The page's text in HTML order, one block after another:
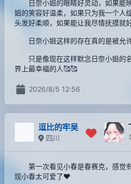
日奈小姐的眼睛好灵动，如果能
姐的笑容好温柔，如果只为我一个人
头发好柔顺，如果能让我尽情抚摸就好
日奈小姐这样的存在真的是被允
只是像现在这样默念日奈小姐的
界上最幸福的人🥰🥰
2026/8/5 12:56
逗比的牢吴
四川
第一次看见小春是春赛克，感觉
现小春太可爱了❤️